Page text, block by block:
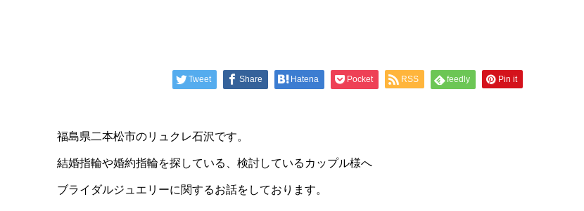
Tweet Share Hatena Pocket RSS feedly Pin it
福島県二本松市のリュクレ石沢です。
結婚指輪や婚約指輪を探している、検討しているカップル様へ
ブライダルジュエリーに関するお話をしております。